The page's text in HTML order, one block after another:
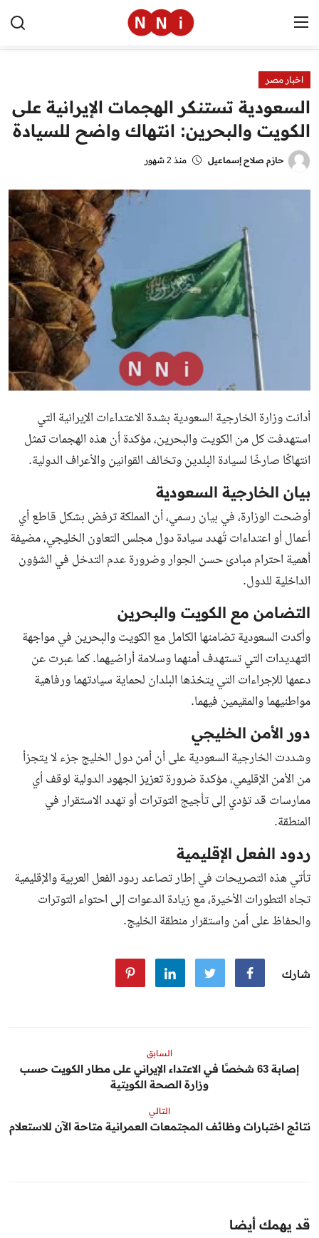
الرئيسية
اخبار مصر
العالم
اخبار مصر
السعودية تستنكر الهجمات الإيرانية على
الكويت والبحرين: انتهاك واضح للسيادة
حازم صلاح إسماعيل منذ 2 شهور
أدانت وزارة الخارجية السعودية بشدة الاعتداءات الإيرانية التي
استهدفت كل من الكويت والبحرين، مؤكدة أن هذه الهجمات تمثل
انتهاكًا صارخًا لسيادة البلدين وتخالف القوانين والأعراف الدولية.
بيان الخارجية السعودية
أوضحت الوزارة، في بيان رسمي، أن المملكة ترفض بشكل قاطع أي
أعمال أو اعتداءات تُهدد سيادة دول مجلس التعاون الخليجي، مضيفة
أهمية احترام مبادئ حسن الجوار وضرورة عدم التدخل في الشؤون
الداخلية للدول.
التضامن مع الكويت والبحرين
وأكدت السعودية تضامنها الكامل مع الكويت والبحرين في مواجهة
التهديدات التي تستهدف أمنهما وسلامة أراضيهما. كما عبرت عن
دعمها للإجراءات التي يتخذها البلدان لحماية سيادتهما ورفاهية
مواطنيهما والمقيمين فيهما.
دور الأمن الخليجي
وشددت الخارجية السعودية على أن أمن دول الخليج جزء لا يتجزأ
من الأمن الإقليمي، مؤكدة ضرورة تعزيز الجهود الدولية لوقف أي
ممارسات قد تؤدي إلى تأجيج التوترات أو تهدد الاستقرار في
المنطقة.
ردود الفعل الإقليمية
تأتي هذه التصريحات في إطار تصاعد ردود الفعل العربية والإقليمية
تجاه التطورات الأخيرة، مع زيادة الدعوات إلى احتواء التوترات
والحفاظ على أمن واستقرار منطقة الخليج.
شارك
السابق
إصابة 63 شخصًا في الاعتداء الإيراني على مطار الكويت حسب
وزارة الصحة الكويتية
التالي
نتائج اختبارات وظائف المجتمعات العمرانية متاحة الآن للاستعلام
قد يهمك أيضا